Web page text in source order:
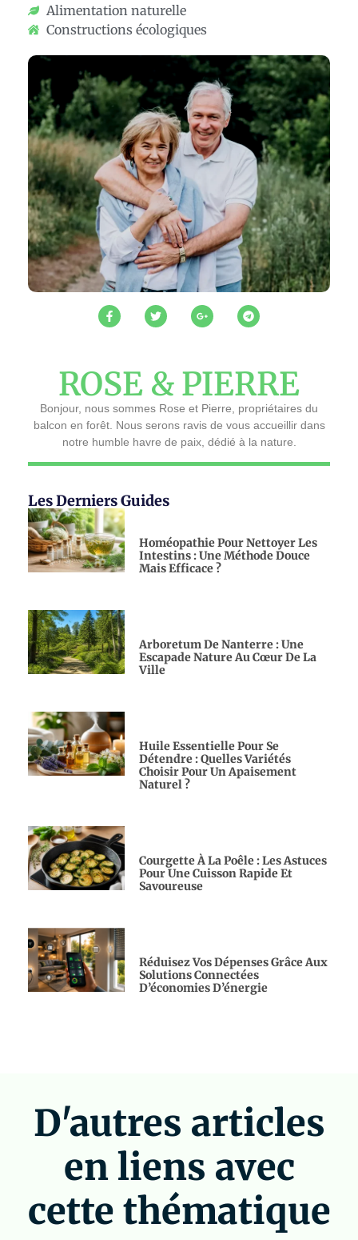
Alimentation naturelle
Constructions écologiques
ROSE & PIERRE
Bonjour, nous sommes Rose et Pierre, propriétaires du
balcon en forêt. Nous serons ravis de vous accueillir dans
notre humble havre de paix, dédié à la nature.
Les Derniers Guides
Homéopathie Pour Nettoyer Les
Intestins : Une Méthode Douce
Mais Efficace ?
Arboretum De Nanterre : Une
Escapade Nature Au Cœur De La
Ville
Huile Essentielle Pour Se
Détendre : Quelles Variétés
Choisir Pour Un Apaisement
Naturel ?
Courgette À La Poêle : Les Astuces
Pour Une Cuisson Rapide Et
Savoureuse
Réduisez Vos Dépenses Grâce Aux
Solutions Connectées
D’économies D’énergie
D'autres articles
en liens avec
cette thématique